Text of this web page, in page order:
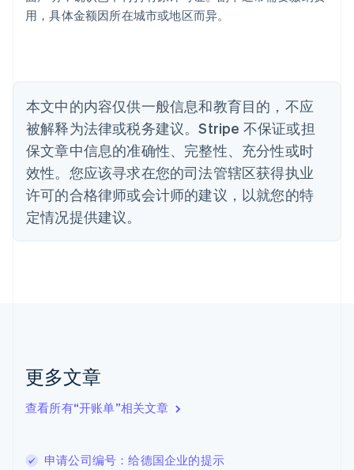
用，具体金额因所在城市或地区而异。
本文中的内容仅供一般信息和教育目的，不应
被解释为法律或税务建议。Stripe 不保证或担
保文章中信息的准确性、完整性、充分性或时
效性。您应该寻求在您的司法管辖区获得执业
许可的合格律师或会计师的建议，以就您的特
定情况提供建议。
更多文章
查看所有“开账单”相关文章
申请公司编号：给德国企业的提示
English
比利时
丹麦
English
德国
DeutschEnglish
法国
芬兰
English Svenska
荷兰
立陶宛
列支敦士登
FrançaisDeutsch English